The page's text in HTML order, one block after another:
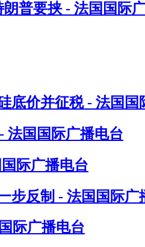
普要挟 - 法国国际
底价并征税 - 法国国
法国国际广播电台
际广播电台
步反制 - 法国国际广
际广播电台